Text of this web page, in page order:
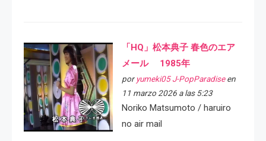
「HQ」松本典子 春色のエア
メール 1985年
por yumeki05 J-PopParadiseen
11 marzo 2026 a las 5:23
Noriko Matsumoto / haruiro
no air mail